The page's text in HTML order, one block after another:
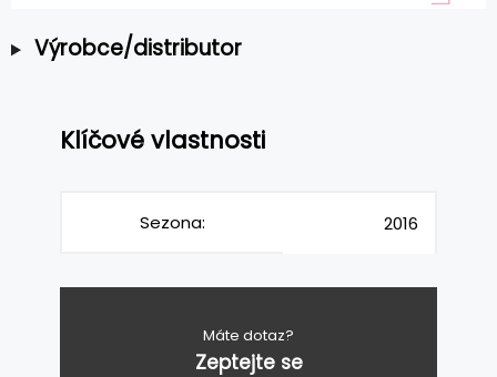
Výrobce/distributor
Klíčové vlastnosti
Sezona: 2016
Máte dotaz?
Zeptejte se